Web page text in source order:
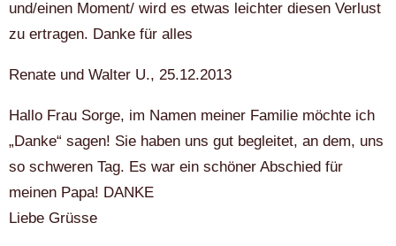
und/einen Moment/ wird es etwas leichter diesen Verlust
zu ertragen. Danke für alles
Renate und Walter U., 25.12.2013
Hallo Frau Sorge, im Namen meiner Familie möchte ich
„Danke“ sagen! Sie haben uns gut begleitet, an dem, uns
so schweren Tag. Es war ein schöner Abschied für
meinen Papa! DANKE
Liebe Grüsse